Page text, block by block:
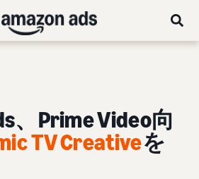
、Prime Video向
TV Creativeを